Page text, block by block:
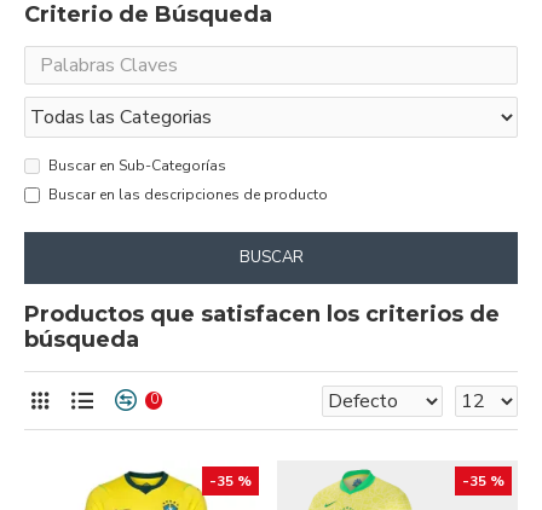
Criterio de Búsqueda
Buscar en Sub-Categorías
Buscar en las descripciones de producto
BUSCAR
Productos que satisfacen los criterios de
búsqueda
0
-35 % -35 %